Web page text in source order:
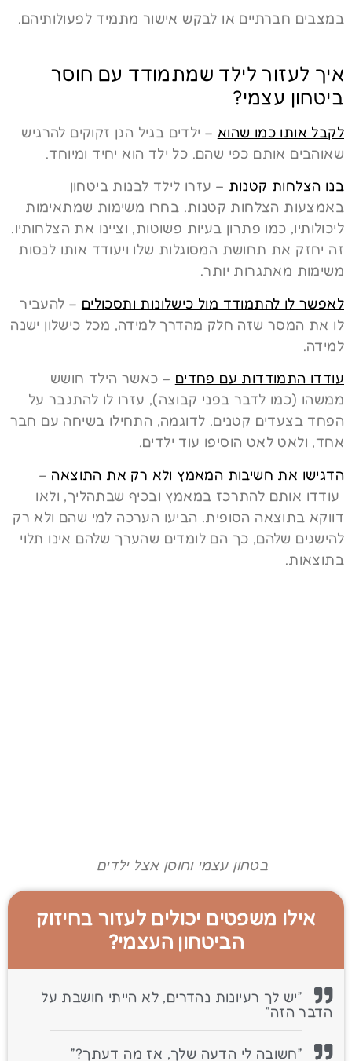
במצבים חברתיים או לבקש אישור מתמיד לפעולותיהם.
איך לעזור לילד שמתמודד עם חוסר
ביטחון עצמי?
לקבל אותו כמו שהוא – ילדים בגיל הגן זקוקים להרגיש
שאוהבים אותם כפי שהם. כל ילד הוא יחיד ומיוחד.
בנו הצלחות קטנות – עזרו לילד לבנות ביטחון
באמצעות הצלחות קטנות. בחרו משימות שמתאימות
ליכולותיו, כמו פתרון בעיות פשוטות, וציינו את הצלחותיו.
זה יחזק את תחושת המסוגלות שלו ויעודד אותו לנסות
משימות מאתגרות יותר.
לאפשר לו להתמודד מול כישלונות ותסכולים – להעביר
לו את המסר שזה חלק מהדרך למידה, מכל כישלון ישנה
למידה.
עודדו התמודדות עם פחדים – כאשר הילד חושש
ממשהו (כמו לדבר בפני קבוצה), עזרו לו להתגבר על
הפחד בצעדים קטנים. לדוגמה, התחילו בשיחה עם חבר
אחד, ולאט לאט הוסיפו עוד ילדים.
הדגישו את חשיבות המאמץ ולא רק את התוצאה –
עודדו אותם להתרכז במאמץ ובכיף שבתהליך, ולאו
דווקא בתוצאה הסופית. הביעו הערכה למי שהם ולא רק
להישגים שלהם, כך הם לומדים שהערך שלהם אינו תלוי
בתוצאות.
בטחון עצמי וחוסן אצל ילדים
אילו משפטים יכולים לעזור בחיזוק
הביטחון העצמי?
״יש לך רעיונות נהדרים, לא הייתי חושבת על
הדבר הזה״
״חשובה לי הדעה שלך, אז מה דעתך?״